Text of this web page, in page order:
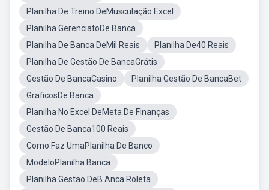
Planilha De Treino DeMusculação Excel
Planilha GerenciatoDe Banca
Planilha De Banca DeMil Reais
Planilha De40 Reais
Planilha De Gestão De BancaGrátis
Gestão De BancaCasino
Planilha Gestão De BancaBet
GraficosDe Banca
Planilha No Excel DeMeta De Finanças
Gestão De Banca100 Reais
Como Faz UmaPlanilha De Banco
ModeloPlanilha Banca
Planilha Gestao DeB Anca Roleta